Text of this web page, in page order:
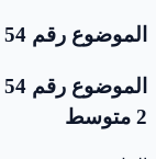
الموضوع رقم 54
2 متوسط